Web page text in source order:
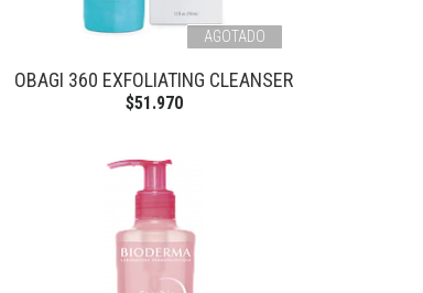
AGOTADO
OBAGI 360 EXFOLIATING CLEANSER
$51.970